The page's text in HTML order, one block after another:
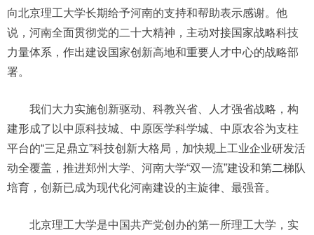
向北京理工大学长期给予河南的支持和帮助表示感谢。他
说，河南全面贯彻党的二十大精神，主动对接国家战略科技
力量体系，作出建设国家创新高地和重要人才中心的战略部
署。
我们大力实施创新驱动、科教兴省、人才强省战略，构
建形成了以中原科技城、中原医学科学城、中原农谷为支柱
平台的“三足鼎立”科技创新大格局，加快规上工业企业研发活
动全覆盖，推进郑州大学、河南大学“双一流”建设和第二梯队
培育，创新已成为现代化河南建设的主旋律、最强音。
北京理工大学是中国共产党创办的第一所理工大学，实